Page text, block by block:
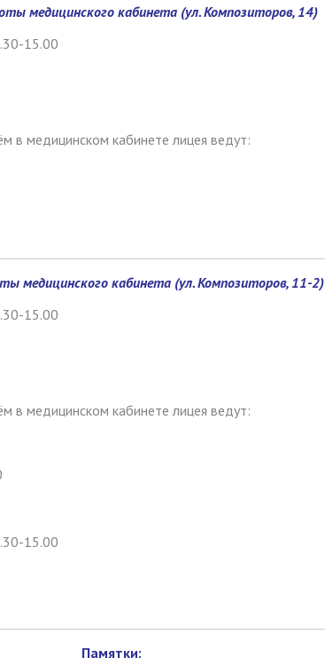
ОУ по обработке
данныхх
медицинского кабинета (ул. Композиторов, 14)
15.00
в медицинском кабинете лицея ведут:
медицинского кабинета (ул. Композиторов, 11-2)
15.00
в медицинском кабинете лицея ведут:
15.00
Памятки: